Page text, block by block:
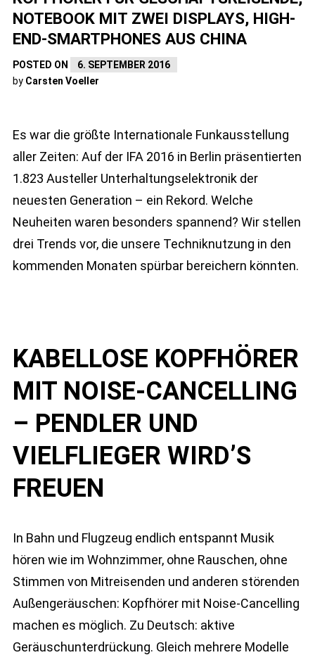
NOTEBOOK MIT ZWEI DISPLAYS, HIGH-
END-SMARTPHONES AUS CHINA
POSTED ON
6. SEPTEMBER 2016
by Carsten Voeller
Es war die größte Internationale Funkausstellung
aller Zeiten: Auf der IFA 2016 in Berlin präsentierten
1.823 Austeller Unterhaltungselektronik der
neuesten Generation – ein Rekord. Welche
Neuheiten waren besonders spannend? Wir stellen
drei Trends vor, die unsere Techniknutzung in den
kommenden Monaten spürbar bereichern könnten.
KABELLOSE KOPFHÖRER
MIT NOISE-CANCELLING
– PENDLER UND
VIELFLIEGER WIRD’S
FREUEN
In Bahn und Flugzeug endlich entspannt Musik
hören wie im Wohnzimmer, ohne Rauschen, ohne
Stimmen von Mitreisenden und anderen störenden
Außengeräuschen: Kopfhörer mit Noise-Cancelling
machen es möglich. Zu Deutsch: aktive
Geräuschunterdrückung. Gleich mehrere Modelle